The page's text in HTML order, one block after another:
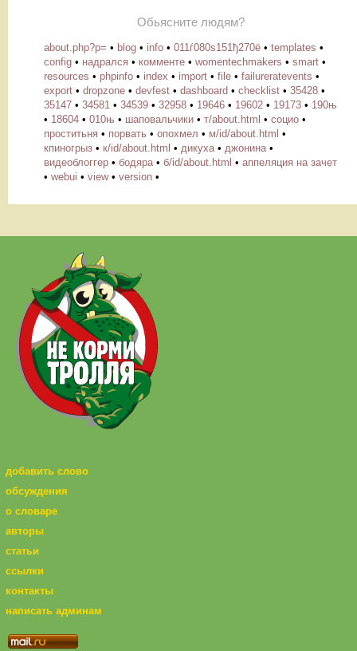
Обьясните людям?
about.php?p= • blog • info • 011ѓ080ѕ151ђ270ё • templates •
config • надрался • комменте • womentechmakers • smart •
resources • phpinfo • index • import • file • failureratevents •
export • dropzone • devfest • dashboard • checklist • 35428 •
35147 • 34581 • 34539 • 32958 • 19646 • 19602 • 19173 • 190њ
• 18604 • 010њ • шаповальчики • т/about.html • социо •
проститьня • порвать • опохмел • м/id/about.html •
кпиногрыз • к/id/about.html • дикуха• джонина•
видеоблоггер • бодяра• б/id/about.html • аппеляция на зачет
• webui • view• version •
добавить слово
обсуждения
о словаре
авторы
статьи
ссылки
контакты
написать админам